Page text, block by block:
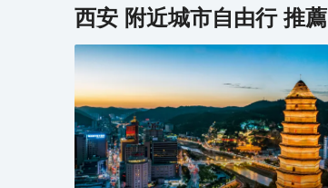
西安 附近城市自由行 推薦